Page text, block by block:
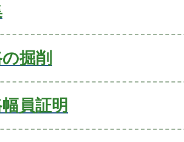
掘削
員証明